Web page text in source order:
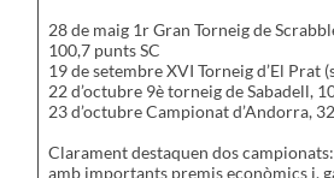
28 de maig 1r Gran Torneig de
100,7 punts SC
19 de setembre XVI Torneig d’El Prat
22 d’octubre 9è torneig de Sabadell,
23 d’octubre Campionat d’Andorra,
Clarament destaquen dos
amb importants premis econòmics i,